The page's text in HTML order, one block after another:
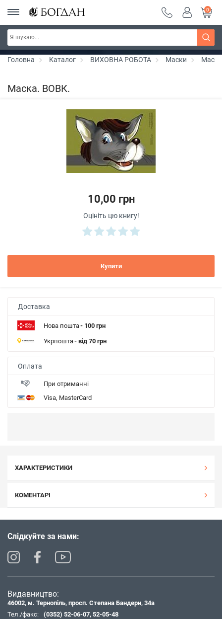
РОЗПРОДАЖ ~ 150 грн ~ 200 грн ~ 250 грн ~
300 грн ~ РОЗПРОДАЖ
Дізнатись більше
0
Головна Каталог ВИХОВНА РОБОТА Маски
Маска. ВОВК.
10,00 грн
Оцініть цю книгу!
Купити
Доставка
Нова пошта- 100 грн
Укрпошта- від 70 грн
Оплата
При отриманні
Visa, MasterCard
ХАРАКТЕРИСТИКИ
КОМЕНТАРІ
Слідкуйте за нами:
Видавництво:
46002, м. Тернопіль, просп. Степана Бандери, 34а
Тел./факс:
(0352) 52-06-07, 52-05-48